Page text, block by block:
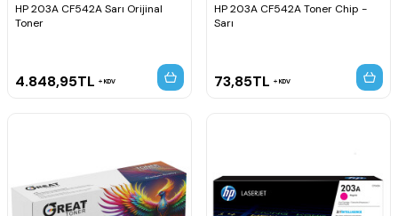
HP 203A CF542A Sarı Orijinal
Toner
4.848,95TL KDV
HP 203A CF542A Toner Chip -
Sarı
73,85TL KDV